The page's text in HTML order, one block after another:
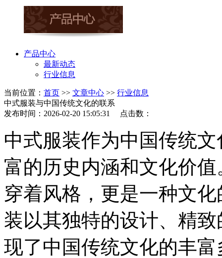
产品中心
最新动态
行业信息
当前位置： 首页 >> 文章中心 >> 行业信息
中式服装与中国传统文化的联系
发布时间：2026-02-20 15:05:31 点击数：
中式服装作为中国传统
富的历史内涵和文化价
穿着风格，更是一种文
装以其独特的设计、精
现了中国传统文化的丰